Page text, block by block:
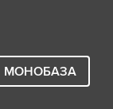
МОНОБАЗА